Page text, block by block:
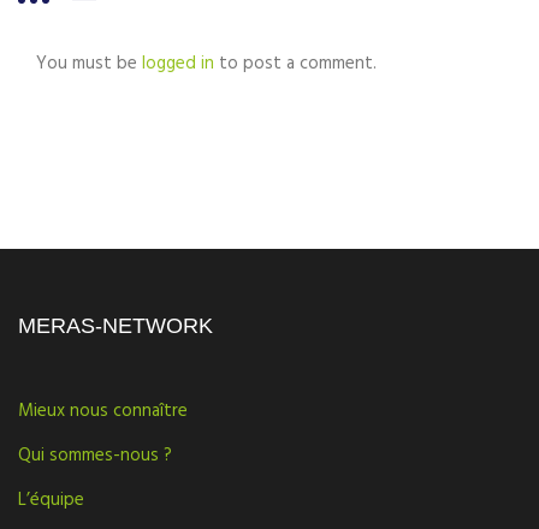
You must be logged in to post a comment.
MERAS-NETWORK
Mieux nous connaître
Qui sommes-nous ?
L’équipe